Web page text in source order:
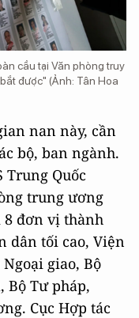
cầu tại Văn phòng truy
được" (Ảnh: Tân Hoa
nan này, cần
bộ, ban ngành.
Trung Quốc
trung ương
8 đơn vị thành
dân tối cao, Viện
giao, Bộ
Bộ Tư pháp,
Cục Hợp tác